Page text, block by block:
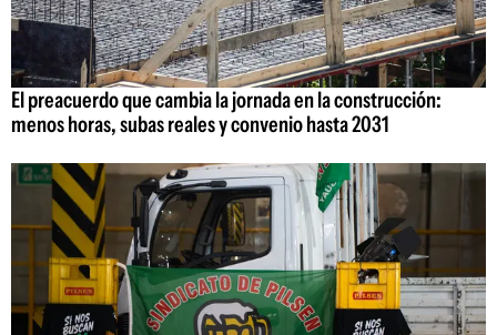
El preacuerdo que cambia la jornada en la construcción:
menos horas, subas reales y convenio hasta 2031